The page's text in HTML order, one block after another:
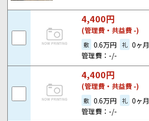
4,400円
(管理費・共益費 -)
敷 0.6万円 礼 0ヶ月
管理費：-/-
4,400円
(管理費・共益費 -)
敷 0.6万円 礼 0ヶ月
管理費：-/-